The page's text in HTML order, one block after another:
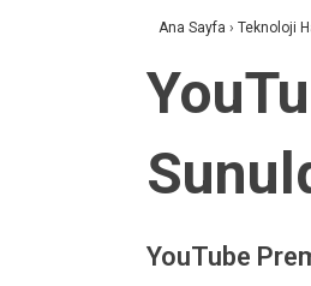
Ana Sayfa › Teknoloji
YouTube